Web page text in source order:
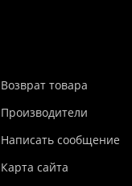
Возврат товара
Производители
Написать сообщение
Карта сайта